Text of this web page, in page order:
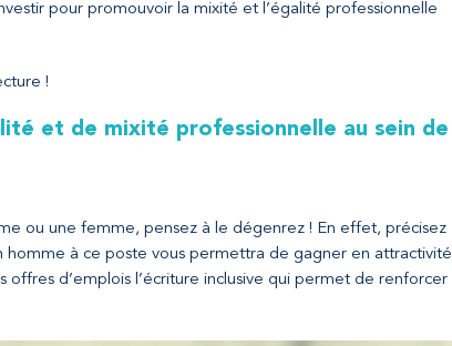
pour promouvoir la mixité et l’égalité professionnelle
!
et de mixité professionnelle au sein de
ou une femme, pensez à le dégenrez ! En effet, précisez
à ce poste vous permettra de gagner en attractivité
offres d’emplois l’écriture inclusive qui permet de renforcer